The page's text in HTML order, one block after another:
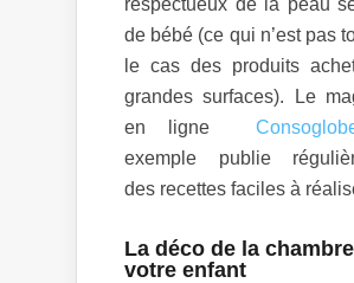
de bébé (ce qui n’est pas
le cas des produits
grandes surfaces). Le
en ligne
exemple publie
des recettes faciles à
La déco de la
votre enfant